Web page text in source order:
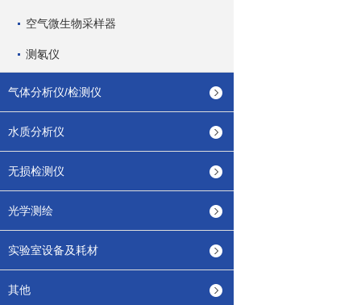
空气微生物采样器
测氡仪
气体分析仪/检测仪
水质分析仪
无损检测仪
光学测绘
实验室设备及耗材
其他